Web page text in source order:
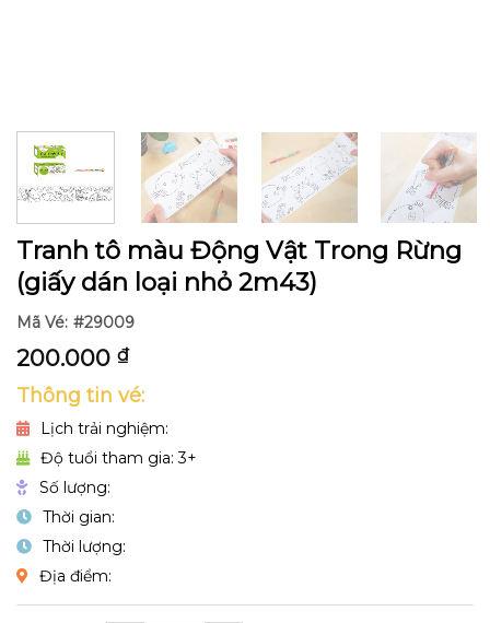
Tranh tô màu Động Vật Trong Rừng
(giấy dán loại nhỏ 2m43)
Mã Vé: #29009
200.000 ₫
Thông tin vé:
Lịch trải nghiệm:
Độ tuổi tham gia: 3+
Số lượng:
Thời gian:
Thời lượng:
Địa điểm: